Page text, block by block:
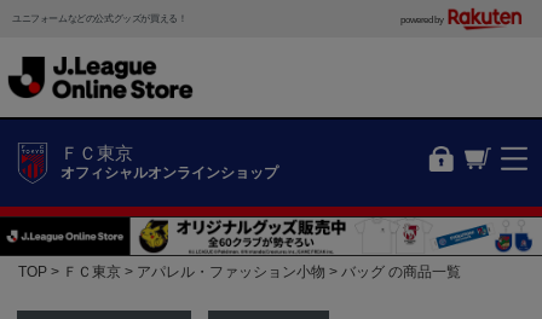
ユニフォームなどの公式グッズが買える！ powered by
ＦＣ東京
オフィシャルオンラインショップ
TOP ＦＣ東京 アパレル・ファッション小物 バッグ の商品一覧